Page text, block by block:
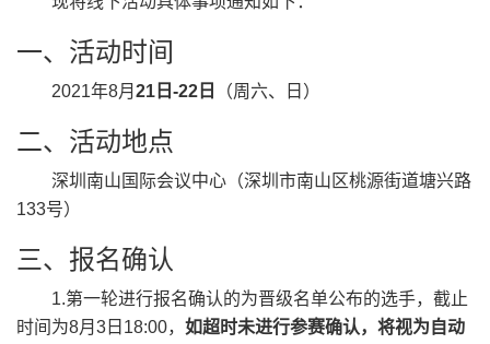
一、活动时间
2021年8月 21日-22日 （周六、日）
二、活动地点
深圳南山国际会议中心（深圳市南山区桃源街道塘兴路
133号）
三、报名确认
1.第一轮进行报名确认的为晋级名单公布的选手，截止
时间为8月3日18:00， 如超时未进行参赛确认，将视为自动